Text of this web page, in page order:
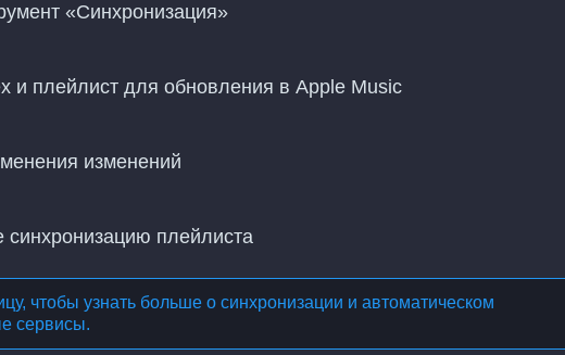
«Синхронизация»
и плейлист для обновления в Apple Music
изменений
синхронизацию плейлиста
чтобы узнать больше о синхронизации и автоматическом
сервисы.